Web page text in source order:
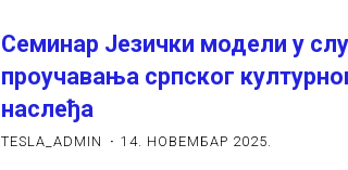
2025:
electronic
lexicography
Cеминар Језички модели у
проучавања српског
наслеђа
TESLA_ADMIN 14. НОВЕМБАР 2025.